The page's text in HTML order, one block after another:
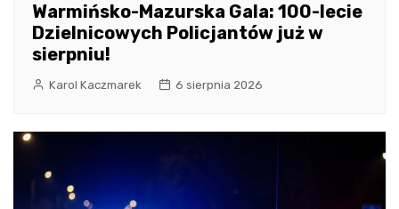
Warmińsko-Mazurska Gala: 100-lecie
Dzielnicowych Policjantów już w
sierpniu!
Karol Kaczmarek 6 sierpnia 2026